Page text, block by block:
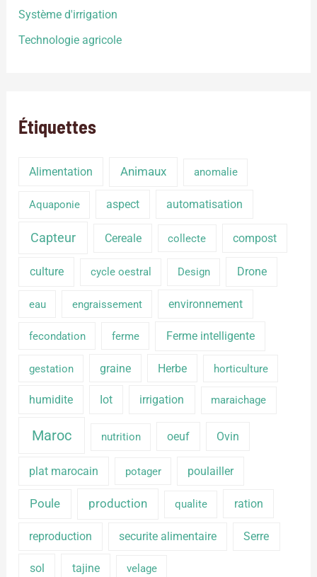
Système d'irrigation
Technologie agricole
Étiquettes
Alimentation Animaux anomalie
Aquaponie aspect automatisation
Capteur Cereale collecte compost
culture cycle oestral Design Drone
eau engraissement environnement
fecondation ferme Ferme intelligente
gestation graine Herbe horticulture
humidite Iot irrigation maraichage
Maroc nutrition oeuf Ovin
plat marocain potager poulailler
Poule production qualite ration
reproduction securite alimentaire Serre
sol tajine velage